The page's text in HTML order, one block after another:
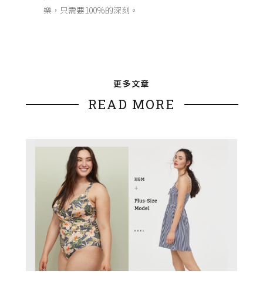
樂，只需要100%的深刻。
更多文章
READ MORE